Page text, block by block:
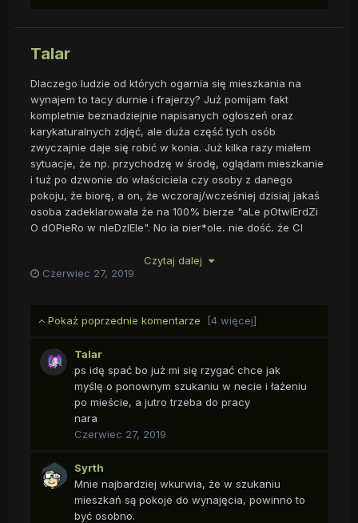
Talar
Dlaczego ludzie od których ogarnia się mieszkania na
wynajem to tacy durnie i frajerzy? Już pomijam fakt
kompletnie beznadziejnie napisanych ogłoszeń oraz
karykaturalnych zdjęć, ale duża część tych osób
zwyczajnie daje się robić w konia. Już kilka razy miałem
sytuacje, że np. przychodzę w środę, oglądam mieszkanie
i tuż po dzwonie do właściciela czy osoby z danego
pokoju, że biorę, a on, że wczoraj/wcześniej dzisiaj jakaś
osoba zadeklarowała że na 100% bierze "aLe pOtwIErdZi
O dOPieRo w nIeDzIEle". No ja pier*ole, nie dość, że CI
to jeszcze stwierdzają, że jestem drugi w kolejne, gdy
jestem gotowy podpisać umowę w czwartek, a osoba
Czytaj dalej
Czerwiec 27, 2019
Pokaż poprzednie komentarze [4 więcej]
Talar
ps idę spać bo już mi się rzygać chce jak
myślę o ponownym szukaniu w necie i łażeniu
po mieście, a jutro trzeba do pracy
nara
Czerwiec 27, 2019
Syrth
Mnie najbardziej wkurwia, że w szukaniu
mieszkań są pokoje do wynajęcia, powinno to
być osobno.